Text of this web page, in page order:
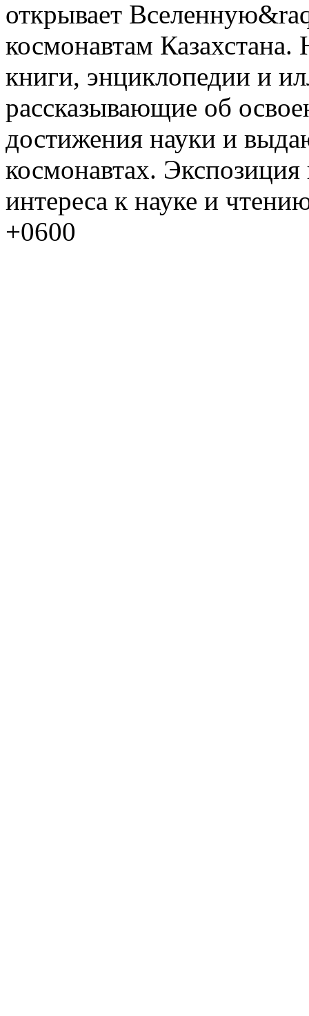
открывает
космонавтам Казахстана.
книги, энциклопедии и
рассказывающие об
достижения науки и
космонавтах.
интереса к науке и
+0600